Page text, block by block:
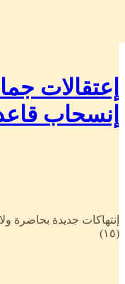
إعتقالات
إنسحاب
إنتهاكات جديدة بحاضرة
(١٥)